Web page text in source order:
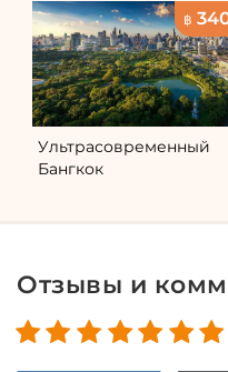
฿
Ультрасовременный
Бангкок
Отзывы и